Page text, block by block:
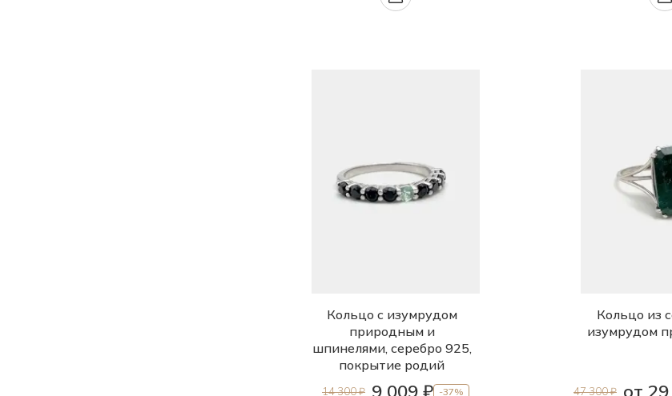
Кольцо с изумрудом
природным и
шпинелями, серебро 925,
покрытие родий
14 300 ₽ 9 009 ₽ -37%
Кольцо из
изумрудом
47 300 ₽ от